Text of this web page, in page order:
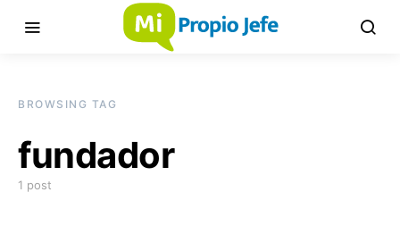
BROWSING TAG
fundador
1 post